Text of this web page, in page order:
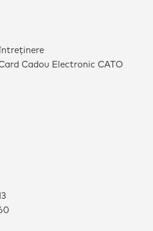
Cadou Electronic CATO